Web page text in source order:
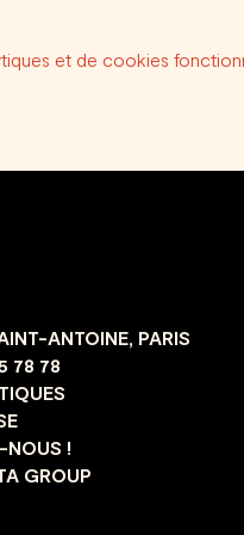
et de cookies
ANTOINE, PARIS
78 78
NOUS !
GROUP